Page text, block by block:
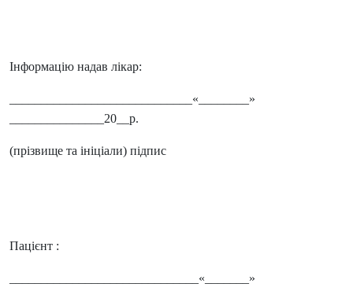
Інформацію надав лікар:
_____________________________«________»
_______________20__р.
(прізвище та ініціали) підпис
Пацієнт :
______________________________«_______»